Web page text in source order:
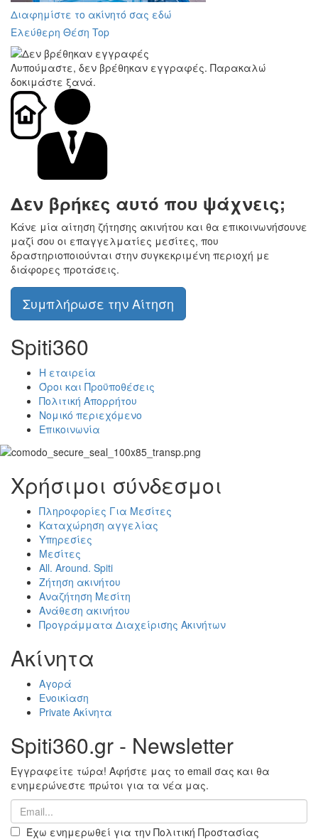
Διαφημίστε το ακίνητό σας εδώ
Ελεύθερη Θέση Top
Λυπούμαστε, δεν βρέθηκαν εγγραφές. Παρακαλώ
δοκιμάστε ξανά.
Δεν βρήκες αυτό που ψάχνεις;
Κάνε μία αίτηση ζήτησης ακινήτου και θα επικοινωνήσουνε
μαζί σου οι επαγγελματίες μεσίτες, που
δραστηριοποιούνται στην συγκεκριμένη περιοχή με
διάφορες προτάσεις.
Συμπλήρωσε την Αίτηση
Spiti360
Η εταιρεία
Όροι και Προϋποθέσεις
Πολιτική Απορρήτου
Νομικό περιεχόμενο
Επικοινωνία
Χρήσιμοι σύνδεσμοι
Πληροφορίες Για Μεσίτες
Καταχώρηση αγγελίας
Υπηρεσίες
Μεσίτες
All. Around. Spiti
Ζήτηση ακινήτου
Αναζήτηση Μεσίτη
Ανάθεση ακινήτου
Προγράμματα Διαχείρισης Ακινήτων
Ακίνητα
Αγορά
Ενοικίαση
Private Ακίνητα
Spiti360.gr - Newsletter
Εγγραφείτε τώρα! Αφήστε μας το email σας και θα
ενημερώνεστε πρώτοι για τα νέα μας.
Έχω ενημερωθεί για την Πολιτική Προστασίας